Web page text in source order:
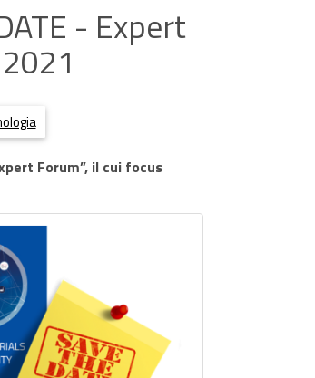
- Expert
Forum”, il cui focus